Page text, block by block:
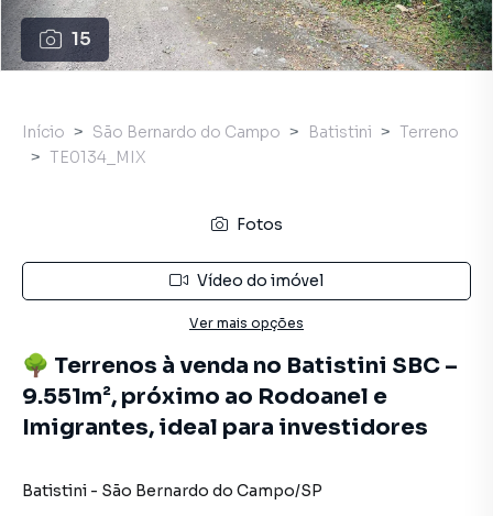
15
Início São Bernardo do Campo Batistini
Terreno
TE0134_MIX
Fotos
Vídeo do imóvel
Ver mais opções
🌳 Terrenos à venda no Batistini SBC –
9.551m², próximo ao Rodoanel e
Imigrantes, ideal para investidores
Batistini - São Bernardo do Campo/SP